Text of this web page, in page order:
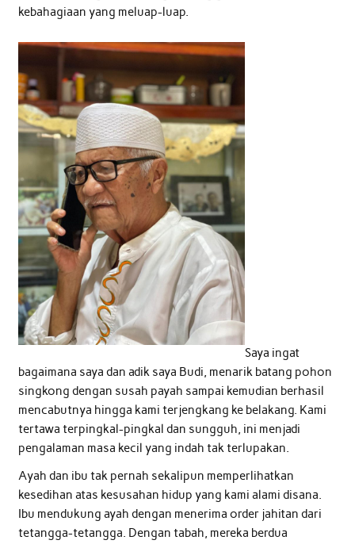
kebahagiaan yang meluap-luap.
Saya ingat
bagaimana saya dan adik saya Budi, menarik batang pohon
singkong dengan susah payah sampai kemudian berhasil
mencabutnya hingga kami terjengkang ke belakang. Kami
tertawa terpingkal-pingkal dan sungguh, ini menjadi
pengalaman masa kecil yang indah tak terlupakan.
Ayah dan ibu tak pernah sekalipun memperlihatkan
kesedihan atas kesusahan hidup yang kami alami disana.
Ibu mendukung ayah dengan menerima order jahitan dari
tetangga-tetangga. Dengan tabah, mereka berdua